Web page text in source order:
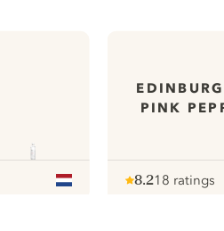
PINK
8.218 ratings